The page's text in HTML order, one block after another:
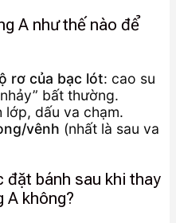
A như thế nào để
rơ của bạc lót: cao su
bất thường.
lớp, dấu va chạm.
vênh (nhất là sau va
đặt bánh sau khi thay
A không?